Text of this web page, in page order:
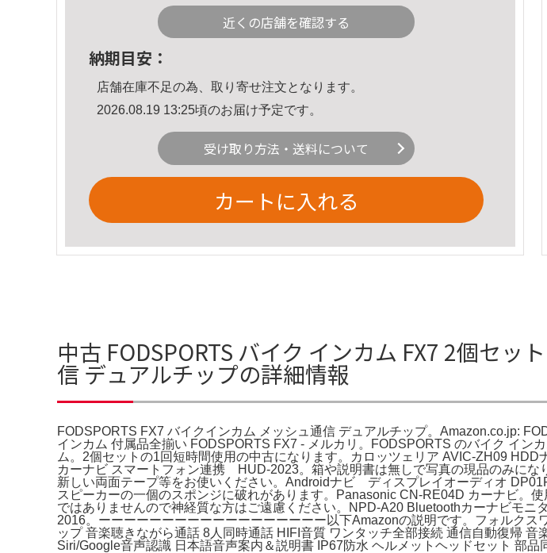
近くの店舗を確認する
納期目安：
店舗在庫不足の為、取り寄せ注文となります。
2026.08.19 13:25頃のお届け予定です。
受け取り方法・送料について
カートに入れる
中古 FODSPORTS バイク インカム FX7 2個セッ
信 デュアルチップの詳細情報
FODSPORTS FX7 バイクインカム メッシュ通信 デュアルチップ。Amazon.co.jp:
インカム 付属品全揃い FOD​SPORTS FX7 - メルカリ。FODSPORTS のバイク イン
ム。2個セットの1回短時間使用の中古になります。カロッツェリア AVIC-ZH09
カーナビ スマートフォン連携 HUD-2023。箱や説明書は無しで写真の現品のみに
新しい両面テープ等をお使いください。Androidナビ ディスプレイオーディオ
スピーカーの一個のスポンジに破れがあります。Panasonic CN-RE04D カーナビ。
ではありませんので神経質な方はご遠慮ください。NPD-A20 Bluetoothカーナビモ
2016。ーーーーーーーーーーーーーーーーーー以下Amazonの説明です。フォルク
ップ 音楽聴きながら通話 8人同時通話 HIFI音質 ワンタッチ全部接続 通信自動復帰
Siri/Google音声認識 日本語音声案内＆説明書 IP67防水 ヘルメットヘッドセット 部品